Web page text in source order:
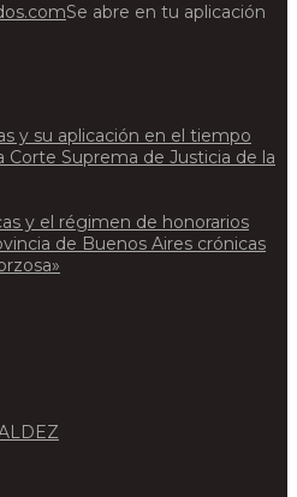
Se abre en tu aplicación
y su aplicación en el tiempo
Corte Suprema de Justicia de la
y el régimen de honorarios
de Buenos Aires crónicas